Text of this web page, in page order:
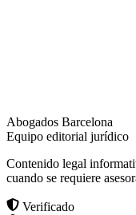
Abogados Barcelona
Equipo editorial jurídico
Contenido legal
cuando se requiere
Verificado